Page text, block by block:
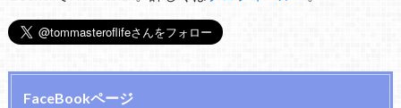
FaceBookページ